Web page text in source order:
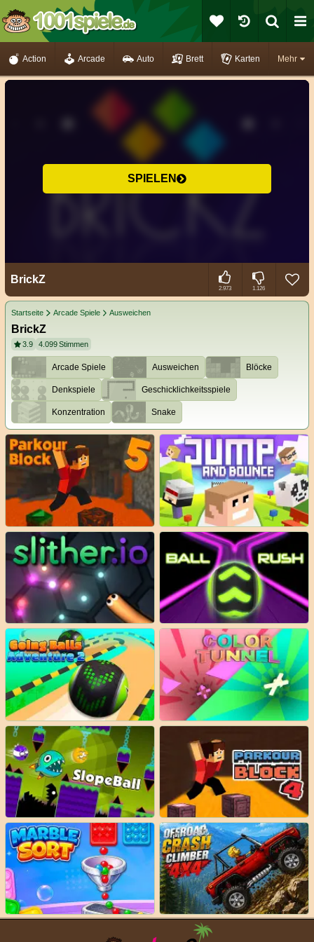
Mehr
Action Arcade Auto Brett Karten
SPIELEN
BrickZ
2.973 1.126
Startseite Arcade Spiele Ausweichen
BrickZ
3.9 4.099Stimmen
Arcade Spiele Ausweichen Blöcke
Denkspiele Geschicklichkeitsspiele
Konzentration Snake